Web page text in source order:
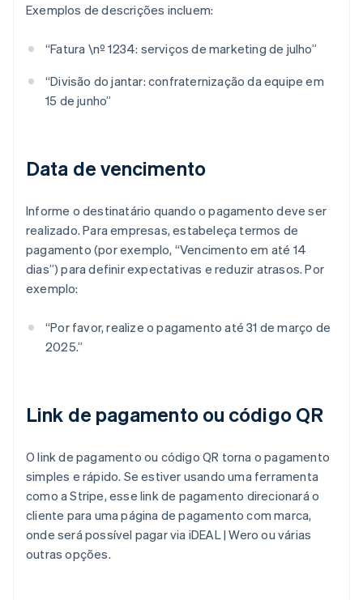
Exemplos de descrições incluem:
“Fatura \nº 1234: serviços de marketing de julho”
“Divisão do jantar: confraternização da equipe em
15 de junho”
Data de vencimento
Informe o destinatário quando o pagamento deve ser
realizado. Para empresas, estabeleça termos de
pagamento (por exemplo, “Vencimento em até 14
dias”) para definir expectativas e reduzir atrasos. Por
exemplo:
“Por favor, realize o pagamento até 31 de março de
2025.”
Link de pagamento ou código QR
O link de pagamento ou código QR torna o pagamento
simples e rápido. Se estiver usando uma ferramenta
como a Stripe, esse link de pagamento direcionará o
cliente para uma página de pagamento com marca,
onde será possível pagar via iDEAL | Wero ou várias
outras opções.